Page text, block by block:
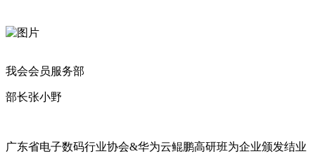
我会会员服务部
部长张小野
广东省电子数码行业协会&华为云鲲鹏高研班为企业颁发结业